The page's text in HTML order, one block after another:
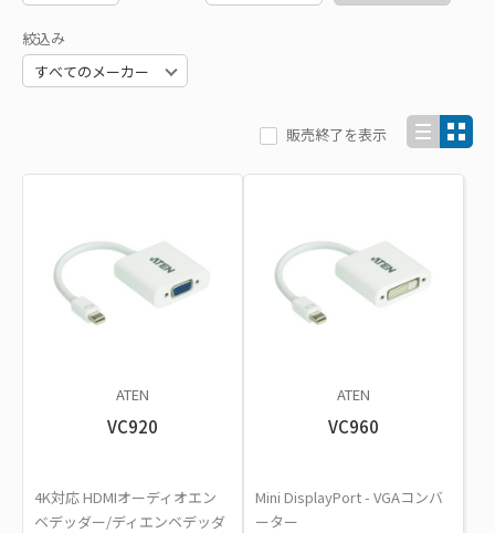
絞込み
販売終了を表示
ATEN
VC920
4K対応 HDMIオーディオエン
ベデッダー/ディエンベデッダ
ATEN
VC960
Mini DisplayPort - VGAコンバ
ーター